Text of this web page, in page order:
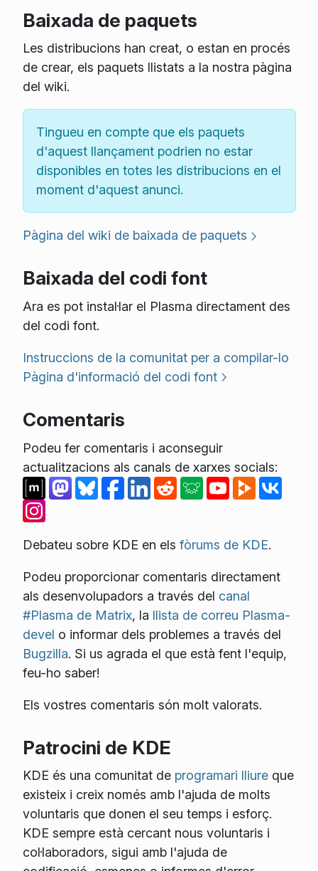
Baixada de paquets
Les distribucions han creat, o estan en procés
de crear, els paquets llistats a la nostra pàgina
del wiki.
Tingueu en compte que els paquets
d'aquest llançament podrien no estar
disponibles en totes les distribucions en el
moment d'aquest anunci.
Pàgina del wiki de baixada de paquets
Baixada del codi font
Ara es pot instal·lar el Plasma directament des
del codi font.
Instruccions de la comunitat per a compilar-lo
Pàgina d'informació del codi font
Comentaris
Podeu fer comentaris i aconseguir
actualitzacions als canals de xarxes socials:
Debateu sobre KDE en els fòrums de KDE.
Podeu proporcionar comentaris directament
als desenvolupadors a través del canal
#Plasma de Matrix, la llista de correu Plasma-
devel o informar dels problemes a través del
Bugzilla. Si us agrada el que està fent l'equip,
feu-ho saber!
Els vostres comentaris són molt valorats.
Patrocini de KDE
KDE és una comunitat de programari lliureque
existeix i creix només amb l'ajuda de molts
voluntaris que donen el seu temps i esforç.
KDE sempre està cercant nous voluntaris i
col·laboradors, sigui amb l'ajuda de